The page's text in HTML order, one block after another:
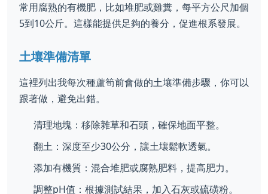
常用腐熟的有機肥，比如堆肥或雞糞，每平方公尺加個
5到10公斤。這樣能提供足夠的養分，促進根系發展。
土壤準備清單
這裡列出我每次種蘆筍前會做的土壤準備步驟，你可以
跟著做，避免出錯。
清理地塊：移除雜草和石頭，確保地面平整。
翻土：深度至少30公分，讓土壤鬆軟透氣。
添加有機質：混合堆肥或腐熟肥料，提高肥力。
調整pH值：根據測試結果，加入石灰或硫磺粉。